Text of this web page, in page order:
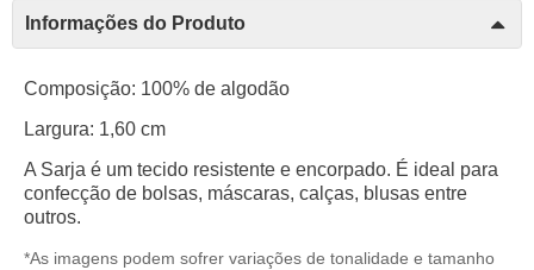
Informações do Produto
Composição: 100% de algodão
Largura: 1,60 cm
A Sarja é um tecido resistente e encorpado. É ideal para
confecção de bolsas, máscaras, calças, blusas entre
outros.
*As imagens podem sofrer variações de tonalidade e tamanho